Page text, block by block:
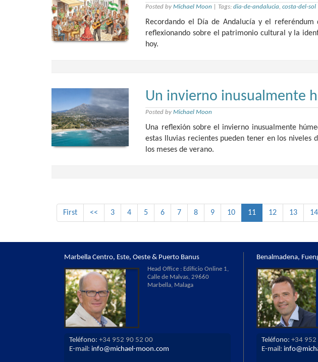
Posted byMichael Moon |Tags:dia-de-andalucia,costa-del-sol
Recordando el Día de Andalucía y el
reflexionando sobre el patrimonio cultural y la
hoy.
Un invierno inusualmente
Posted byMichael Moon
Una reflexión sobre el invierno inusualmente
estas lluvias recientes pueden tener en los niveles
los meses de verano.
First << 3 4 5 6 7 8 9 10 11 12 13 14
Marbella Centro, Este, Oeste & Puerto Banus
Head Office : Edificio Online 1,
Calle de Malvas, 29660
Marbella, Malaga
Teléfono: +34 952 90 52 00
E-mail: info@michael-moon.com
Benalmadena,
Teléfono: +34 952
E-mail: